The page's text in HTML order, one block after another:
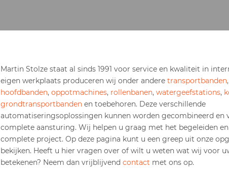
Martin Stolze staat al sinds 1991 voor service en kwaliteit in
eigen werkplaats produceren wij onder andere transportbanden,
hoofdbanden, oppotmachines, rollenbanen, watergeefstations,
grondtransportbandenen toebehoren. Deze verschillende
automatiseringsoplossingen kunnen worden gecombineerd en
complete aansturing. Wij helpen u graag met het begeleiden
complete project. Op deze pagina kunt u een greep uit onze
bekijken. Heeft u hier vragen over of wilt u weten wat wij voor
betekenen? Neem dan vrijblijvend contact met ons op.